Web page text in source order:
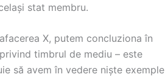
stat membru.
X, putem concluziona în
timbrul de mediu – este
să avem în vedere niște exemple